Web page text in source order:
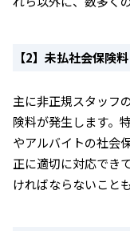
【2】未払社会保険料
主に非正規スタッフ
険料が発生します。
やアルバイトの社会
正に適切に対応でき
ければならないこと